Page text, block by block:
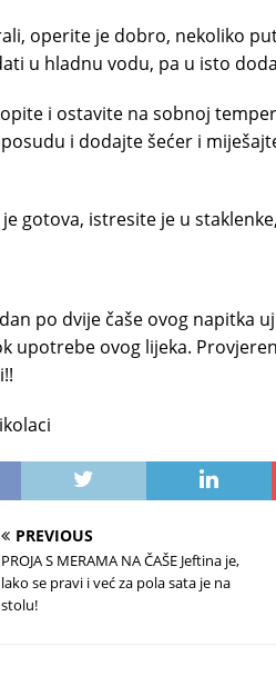
operite je dobro, nekoliko
u hladnu vodu, pa u isto
i ostavite na sobnoj
i dodajte šećer i
je gotova, istresite je u
po dvije čaše ovog napitka
upotrebe ovog lijeka.
PREVIOUS
PROJA S MERAMA NA ČAŠE Jeftina je,
lako se pravi i već za pola sata je na
stolu!